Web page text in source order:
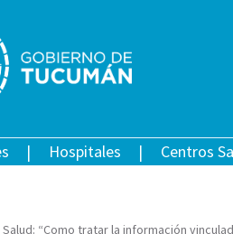
Hospitales Centros
“Como tratar la información